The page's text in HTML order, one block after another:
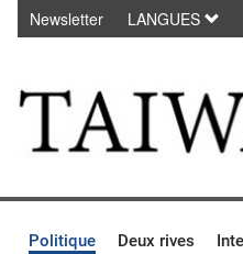
Passer au contenu principal
Newsletter LANGUES
Politique Deux rives